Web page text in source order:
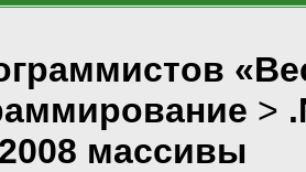
>
массивы